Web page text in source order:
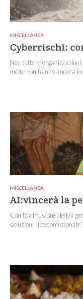
MISCELLANEA
Cyberrischi:
Non tutte le
molte non hanno ancora
MISCELLANEA
AI:vincerà la
Con la diffusione dell’AI
soluzioni